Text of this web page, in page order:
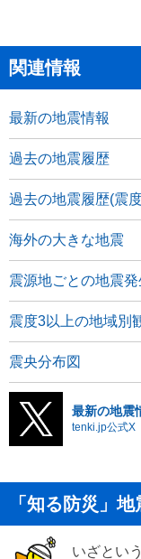
関連情報
最新の地震情報
過去の地震履歴
過去の地震履歴(震
海外の大きな地震
震源地ごとの地震
震度3以上の地域別
震央分布図
最新の地震
tenki.jp公式X
「知る防災」地
いざとい